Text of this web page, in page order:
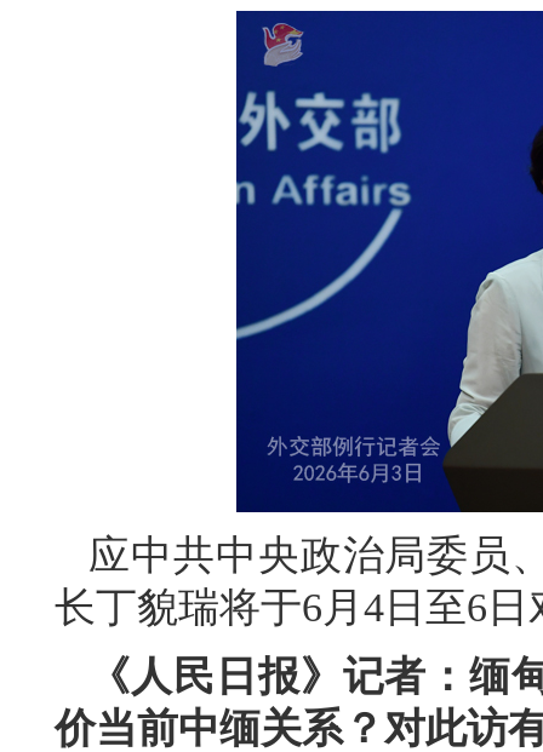
应中共中央政治局委员
长丁貌瑞将于6月4日至6
《人民日报》记者：缅
价当前中缅关系？对此访